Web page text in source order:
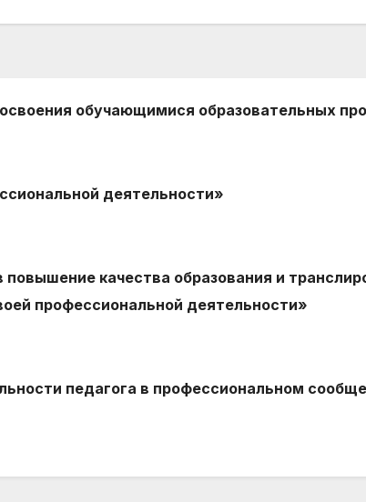
обучающимися образовательных
деятельности»
качества образования и
профессиональной деятельности»
педагога в профессиональном